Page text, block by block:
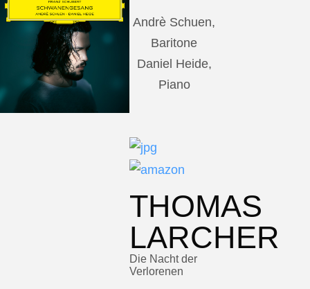
Andrè Schuen,
Baritone
Daniel Heide,
Piano
THOMAS
LARCHER
Die Nacht der
Verlorenen